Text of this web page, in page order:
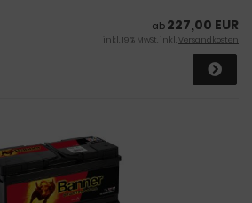
ab 227,00 EUR
inkl. 19 % MwSt. inkl.Versandkosten